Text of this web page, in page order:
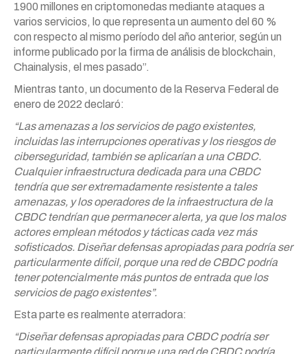
1900 millones en criptomonedas mediante ataques a
varios servicios, lo que representa un aumento del 60 %
con respecto al mismo período del año anterior, según un
informe publicado por la firma de análisis de blockchain,
Chainalysis, el mes pasado”.
Mientras tanto, un documento de la Reserva Federal de
enero de 2022 declaró:
“Las amenazas a los servicios de pago existentes,
incluidas las interrupciones operativas y los riesgos de
ciberseguridad, también se aplicarían a una CBDC.
Cualquier infraestructura dedicada para una CBDC
tendría que ser extremadamente resistente a tales
amenazas, y los operadores de la infraestructura de la
CBDC tendrían que permanecer alerta, ya que los malos
actores emplean métodos y tácticas cada vez más
sofisticados. Diseñar defensas apropiadas para podría ser
particularmente difícil, porque una red de CBDC podría
tener potencialmente más puntos de entrada que los
servicios de pago existentes”.
Esta parte es realmente aterradora:
“Diseñar defensas apropiadas para CBDC podría ser
particularmente difícil porque una red de CBDC podría